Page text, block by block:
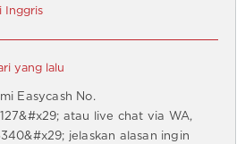
Inggris
yang lalu
Easycash No.
atau live chat via WA,
jelaskan alasan ingin